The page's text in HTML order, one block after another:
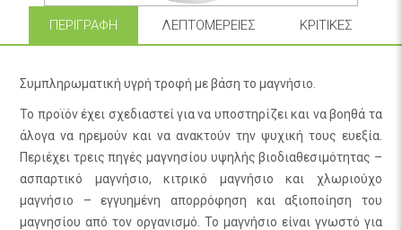
ΠΕΡΙΓΡΑΦΉ ΛΕΠΤΟΜΈΡΕΙΕΣ ΚΡΙΤΙΚΈΣ
Συμπληρωματική υγρή τροφή με βάση το μαγνήσιο.
Το προϊόν έχει σχεδιαστεί για να υποστηρίζει και να βοηθά τα
άλογα να ηρεμούν και να ανακτούν την ψυχική τους ευεξία.
Περιέχει τρεις πηγές μαγνησίου υψηλής βιοδιαθεσιμότητας –
ασπαρτικό μαγνήσιο, κιτρικό μαγνήσιο και χλωριούχο
μαγνήσιο – εγγυημένη απορρόφηση και αξιοποίηση του
μαγνησίου από τον οργανισμό. Το μαγνήσιο είναι γνωστό για